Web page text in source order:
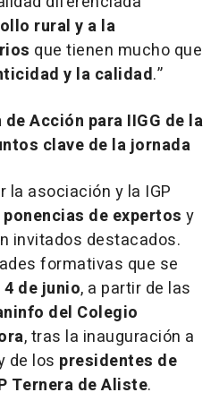
rural y a la
que tienen mucho que
y la calidad.”
Acción para IIGG de la
clave de la jornada
la asociación y la IGP
de expertos y
invitados destacados.
formativas que se
de junio, a partir de las
del Colegio
, tras la inauguración a
de los presidentes de
Ternera de Aliste.